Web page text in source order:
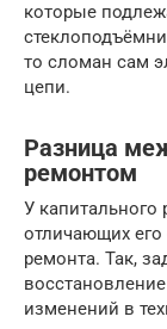
которые
то сломан сам
цепи.
Разница
ремонтом
У капитального
отличающих его
ремонта. Так,
изменений в